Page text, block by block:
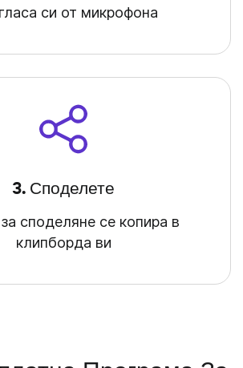
си от микрофона
3. Споделете
споделяне се копира в
клипборда ви